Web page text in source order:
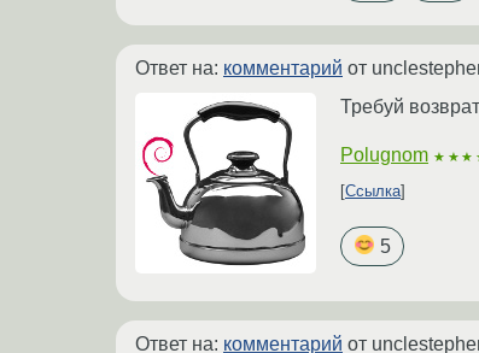
Ответ на: комментарий от
Требуй
Polugnom
Ссылка
5
Ответ на: комментарий от